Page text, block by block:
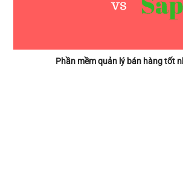
Phần mềm quản lý bán hàng tốt